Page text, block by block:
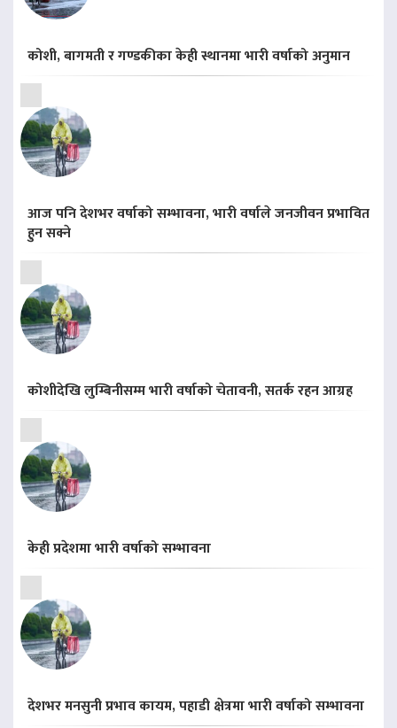
कोशी, बागमती र गण्डकीका केही स्थानमा भारी वर्षाको अनुमान
आज पनि देशभर वर्षाको सम्भावना, भारी वर्षाले जनजीवन प्रभावित
हुन सक्ने
कोशीदेखि लुम्बिनीसम्म भारी वर्षाको चेतावनी, सतर्क रहन आग्रह
केही प्रदेशमा भारी वर्षाको सम्भावना
देशभर मनसुनी प्रभाव कायम, पहाडी क्षेत्रमा भारी वर्षाको सम्भावना